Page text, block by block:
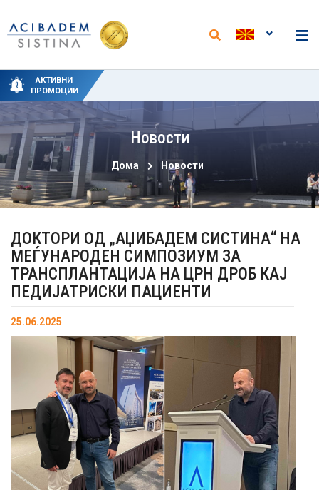
АКТИВНИ
ПРОМОЦИИ
Новости
Дома Новости
ДОКТОРИ ОД „АЏИБАДЕМ СИСТИНА“ НА
МЕЃУНАРОДЕН СИМПОЗИУМ ЗА
ТРАНСПЛАНТАЦИЈА НА ЦРН ДРОБ КАЈ
ПЕДИЈАТРИСКИ ПАЦИЕНТИ
25.06.2025